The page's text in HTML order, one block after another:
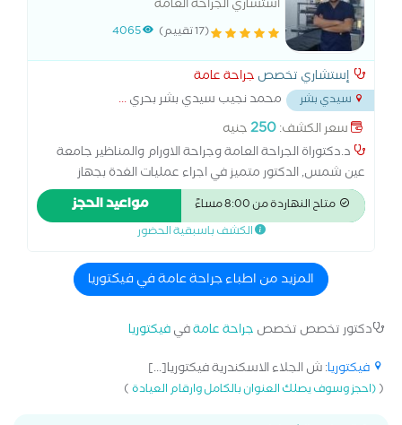
استشاري الجراحة العامة
(17 تقييم) 4065
إستشاري تخصص جراحة عامة
سيدي بشر محمد نجيب سيدي بشر بحري...
سعر الكشف:250جنيه
د.دكتوراة الجراحة العامة وجراحة الاورام والمناظير جامعة
عين شمس, الدكتور متميز في اجراء عمليات الغدة بجهاز
الليجاشور ،وعمليات الزائدة الدودية والمرارة والفتق بالمنظار
وعمليات السمنة المفرطة وعمليات الشرخ الشرجي والبواسير
متاح النهاردة من 8:00 مساءً مواعيد الحجز
الكشف باسبقية الحضور
المزيد من اطباء جراحة عامة في فيكتوريا
دكتور تخصص تخصص جراحة عامةفيفيكتوريا
فيكتوريا: ش الجلاء الاسكندرية فيكتوريا[...]
((احجز وسوف يصلك العنوان بالكامل وارقام العيادة)